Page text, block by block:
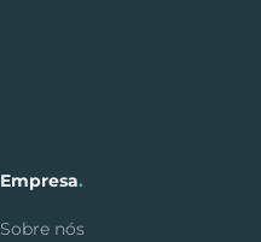
Empresa.
Sobre nós